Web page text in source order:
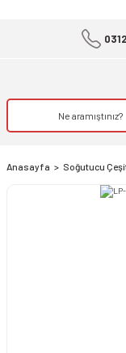
Anasayfa Soğutucu